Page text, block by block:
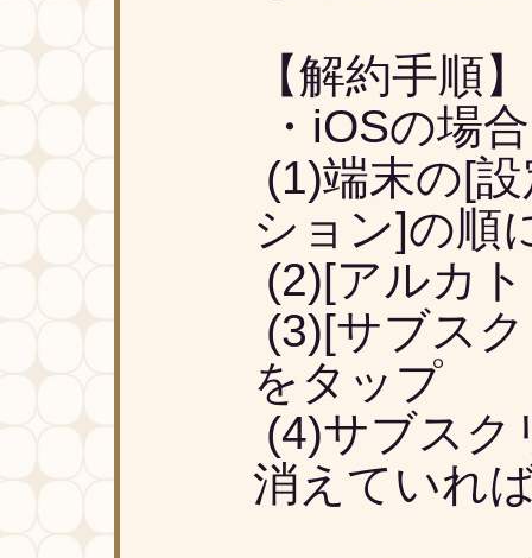
【解約手順】
・iOSの場合
(1)端末の[
ション]の順
(2)[アルカ
(3)[サブス
をタップ
(4)サブスク
消えていれ